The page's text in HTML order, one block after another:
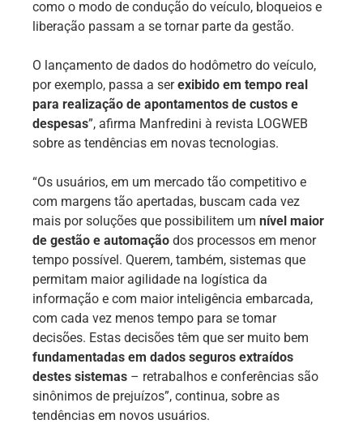
como o modo de condução do veículo, bloqueios e
liberação passam a se tornar parte da gestão.
O lançamento de dados do hodômetro do veículo,
por exemplo, passa a serexibido em tempo real
para realização de apontamentos de custos e
despesas”, afirma Manfredini à revista LOGWEB
sobre as tendências em novas tecnologias.
“Os usuários, em um mercado tão competitivo e
com margens tão apertadas, buscam cada vez
mais por soluções que possibilitem um nível maior
de gestão e automação dos processos em menor
tempo possível. Querem, também, sistemas que
permitam maior agilidade na logística da
informação e com maior inteligência embarcada,
com cada vez menos tempo para se tomar
decisões. Estas decisões têm que ser muito bem
fundamentadas em dados seguros extraídos
destes sistemas – retrabalhos e conferências são
sinônimos de prejuízos”, continua, sobre as
tendências em novos usuários.